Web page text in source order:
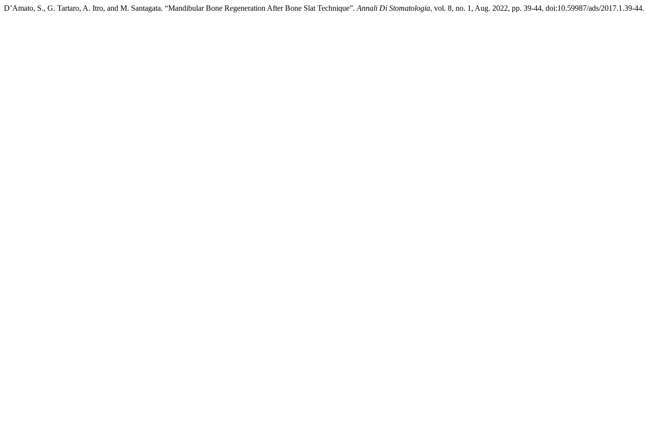
D’Amato, S., G. Tartaro, A. Itro, and M. Santagata. “Mandibular Bone Regeneration After Bone Slat Technique”. Annali Di Stomatologia, vol. 8, no. 1, Aug. 2022, pp. 39-44, doi:10.59987/ads/2017.1.39-44.